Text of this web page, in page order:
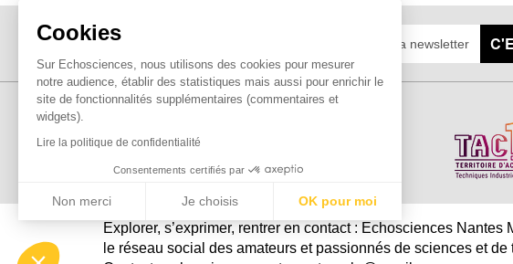
Cookies
Sur Echosciences, nous utilisons des cookies pour mesurer
notre audience, établir des statistiques mais aussi pour enrichir le
site de fonctionnalités supplémentaires (commentaires et
widgets).
Lire la politique de confidentialité
Consentements certifiés par
Non merci Je choisis OK pour moi
Axeptio consent
Plateforme de Gestion du Consentement : Personnalisez vos Options
Explorer, s’exprimer, rentrer en contact : Echosciences Nantes
le réseau social des amateurs et passionnés de sciences et de